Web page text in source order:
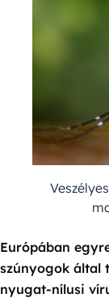
Európában
szúnyogok által
nyugat-nílusi